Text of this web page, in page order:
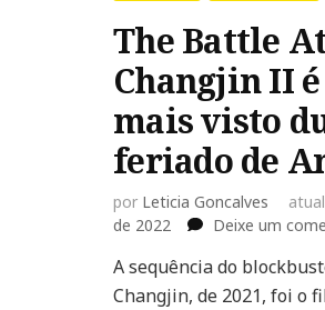
The Battle
Changjin II
mais visto
feriado de
por Leticia Goncalves
de 2022
Deixe um
A sequência do
Changjin, de 2021, foi o